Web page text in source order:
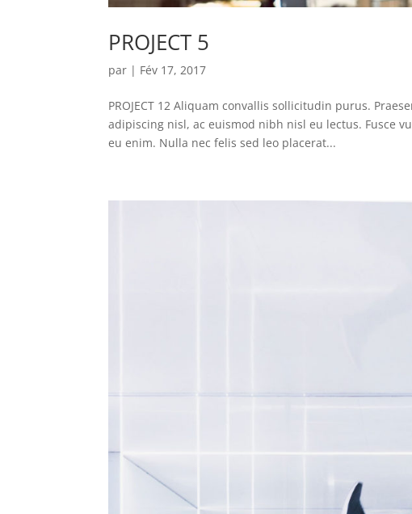
PROJECT 5
par | Fév 17, 2017
PROJECT 12 Aliquam convallis sollicitudin purus.
adipiscing nisl, ac euismod nibh nisl eu lectus. Fusce
eu enim. Nulla nec felis sed leo placerat...